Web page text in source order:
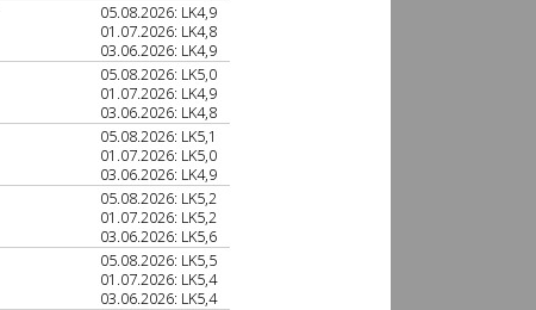
05.08.2026: LK4,9
01.07.2026: LK4,8
03.06.2026: LK4,9
05.08.2026: LK5,0
01.07.2026: LK4,9
03.06.2026: LK4,8
05.08.2026: LK5,1
01.07.2026: LK5,0
03.06.2026: LK4,9
05.08.2026: LK5,2
01.07.2026: LK5,2
03.06.2026: LK5,6
05.08.2026: LK5,5
01.07.2026: LK5,4
03.06.2026: LK5,4